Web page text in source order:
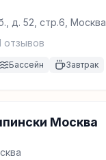
д. 52, стр.6, Москва
отзывов
Бассейн Завтрак
Москва